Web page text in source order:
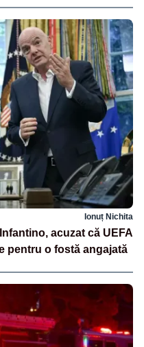
Ionuț Nichita
acuzat că UEFA
pentru o fostă angajată